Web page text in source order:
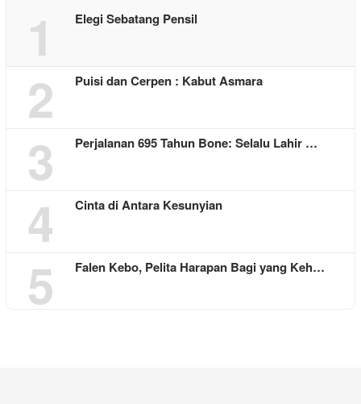
1 Elegi Sebatang Pensil
2 Puisi dan Cerpen : Kabut Asmara
3 Perjalanan 695 Tahun Bone: Selalu Lahir …
4 Cinta di Antara Kesunyian
5 Falen Kebo, Pelita Harapan Bagi yang Keh…